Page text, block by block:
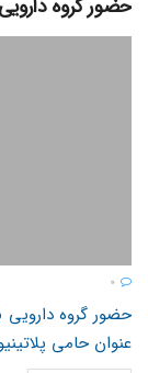
حضور گروه
حضور گروه دارویی
عنوان حامی